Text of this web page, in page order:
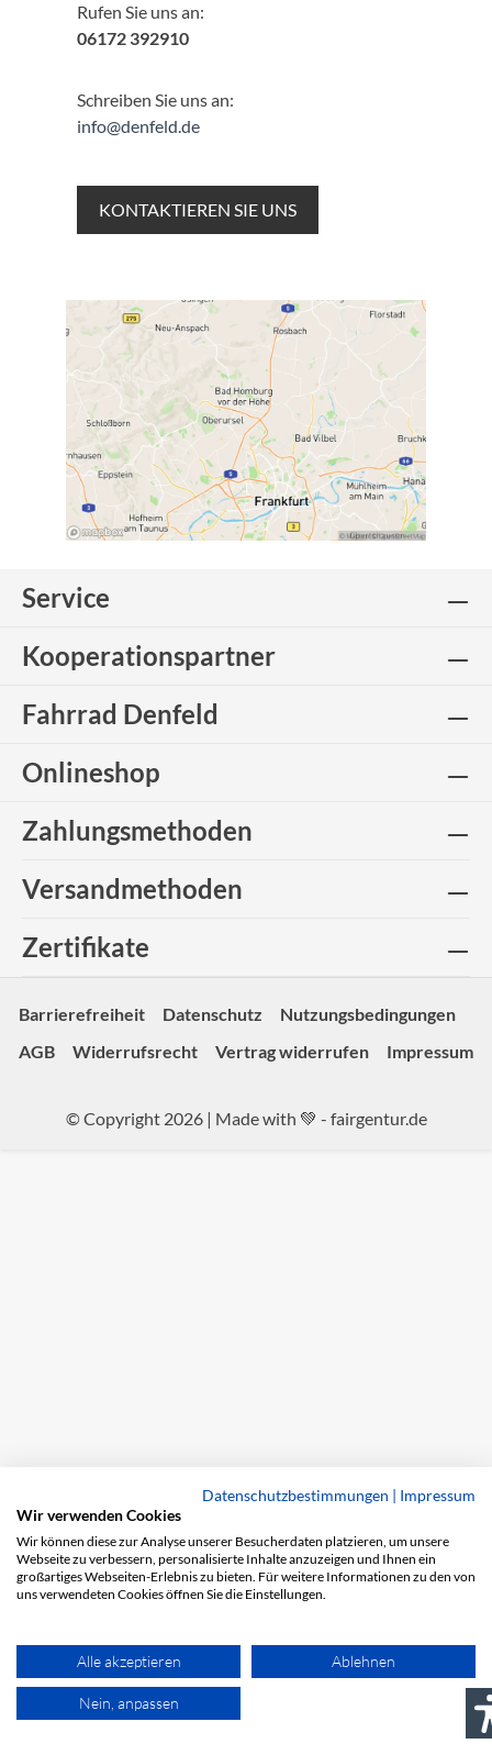
Rufen Sie uns an:
06172 392910
Schreiben Sie uns an:
info@denfeld.de
KONTAKTIEREN SIE UNS
Service
Kooperationspartner
Fahrrad Denfeld
Onlineshop
Zahlungsmethoden
Versandmethoden
Zertifikate
Barrierefreiheit Datenschutz
Nutzungsbedingungen
AGB
Widerrufsrecht Vertrag widerrufen Impressum
© Copyright 2026 | Made with 💚 - fairgentur.de
Datenschutzbestimmungen | Impressum
Wir verwenden Cookies
Wir können diese zur Analyse unserer Besucherdaten platzieren, um unsere
Webseite zu verbessern, personalisierte Inhalte anzuzeigen und Ihnen ein
großartiges Webseiten-Erlebnis zu bieten. Für weitere Informationen zu den von
uns verwendeten Cookies öffnen Sie die Einstellungen.
Alle akzeptieren Ablehnen
Nein, anpassen